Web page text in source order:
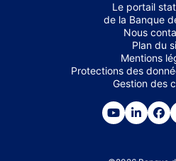
Le portail
de la Banque
Nous
Plan du
Mentions
Protections des
Gestion des